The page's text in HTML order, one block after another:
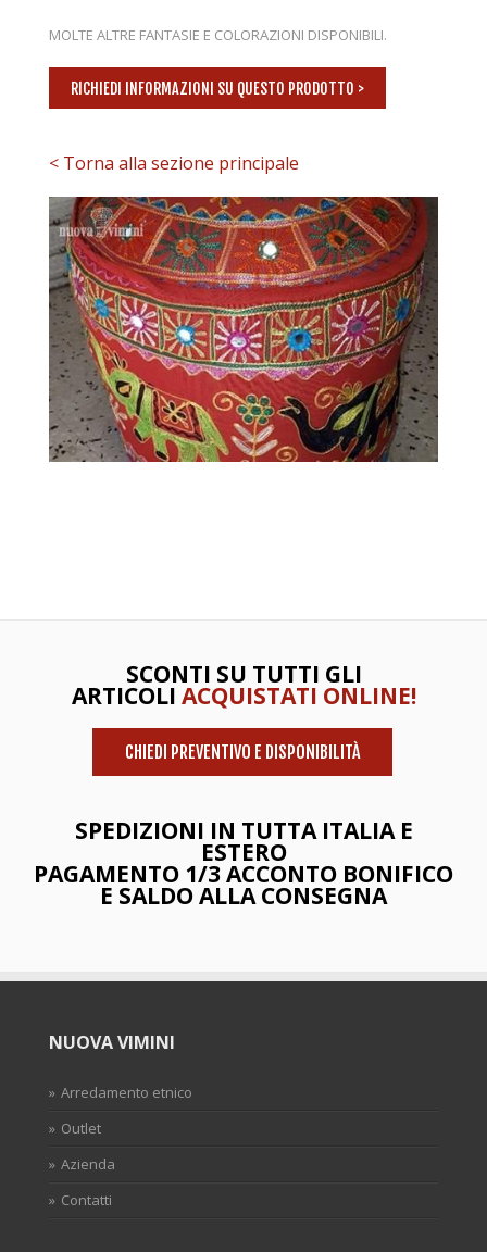
COMPLEMENTI
CONTATTI
MOLTE ALTRE FANTASIE E COLORAZIONI DISPONIBILI.
RICHIEDI INFORMAZIONI SU QUESTO PRODOTTO >
< Torna alla sezione principale
SCONTI SU TUTTI GLI
ARTICOLI ACQUISTATI ONLINE!
CHIEDI PREVENTIVO E DISPONIBILITÀ
SPEDIZIONI IN TUTTA ITALIA E
ESTERO
PAGAMENTO 1/3 ACCONTO BONIFICO
E SALDO ALLA CONSEGNA
NUOVA VIMINI
Arredamento etnico
Outlet
Azienda
Contatti